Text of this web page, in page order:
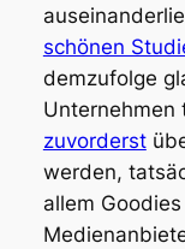
schönen
demzufolge
Unternehmen
zuvorderst
werden,
allem